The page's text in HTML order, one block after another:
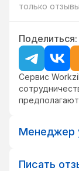
только отзывы
Поделиться:
Сервис
Менеджер
Писать